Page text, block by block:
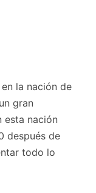
la nación de
gran
esta nación
después de
todo lo